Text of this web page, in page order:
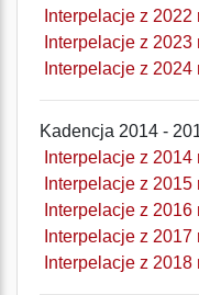
Interpelacje z 2022
Interpelacje z 2023
Interpelacje z 2024
Kadencja 2014 -
Interpelacje z 2014
Interpelacje z 2015
Interpelacje z 2016
Interpelacje z 2017
Interpelacje z 2018